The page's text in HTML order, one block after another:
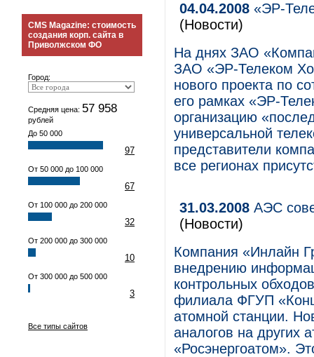
CMS Magazine: стоимость
создания корп. сайта в
Приволжском ФО
Город:
Средняя цена: 57 958
рублей
До 50 000
97
От 50 000 до 100 000
67
От 100 000 до 200 000
32
От 200 000 до 300 000
10
От 300 000 до 500 000
3
Все типы сайтов
04.04.2008 «ЭР-
(Новости)
На днях ЗАО
ЗАО «ЭР-Телеком
нового проекта по
его рамках «ЭР-
организацию
универсальной
представители
все регионах
31.03.2008 АЭС
(Новости)
Компания «Инлайн
внедрению
контрольных
филиала ФГУП
атомной станции.
аналогов на других
«Росэнергоатом».